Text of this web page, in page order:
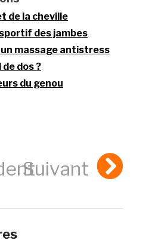
de la cheville
des jambes
massage antistress
dos ?
du genou
Suivant